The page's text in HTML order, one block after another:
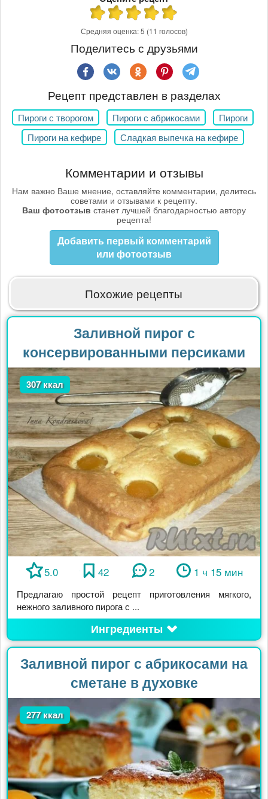
Средняя оценка:5 (11 голосов)
Поделитесь с друзьями
Рецепт представлен в разделах
Пироги с творогом Пироги с абрикосами
Пироги
Пироги на кефире
Сладкая выпечка на кефире
Комментарии и отзывы
Нам важно Ваше мнение, оставляйте комментарии, делитесь
советами и отзывами к рецепту.
Ваш фотоотзыв станет лучшей благодарностью автору
рецепта!
Добавить первый комментарий
или фотоотзыв
Похожие рецепты
Заливной пирог с
консервированными персиками
307 ккал
5.0 42 2 1 ч 15 мин
Предлагаю простой рецепт приготовления мягкого,
нежного заливного пирога с ...
Ингредиенты
Заливной пирог с абрикосами на
сметане в духовке
277 ккал